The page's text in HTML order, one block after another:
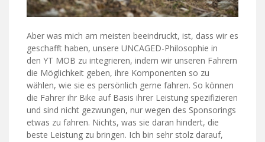
Aber was mich am meisten beeindruckt, ist, dass wir es
geschafft haben, unsere UNCAGED-Philosophie in
den YT MOB zu integrieren, indem wir unseren Fahrern
die Möglichkeit geben, ihre Komponenten so zu
wählen, wie sie es persönlich gerne fahren. So können
die Fahrer ihr Bike auf Basis ihrer Leistung spezifizieren
und sind nicht gezwungen, nur wegen des Sponsorings
etwas zu fahren. Nichts, was sie daran hindert, die
beste Leistung zu bringen. Ich bin sehr stolz darauf,